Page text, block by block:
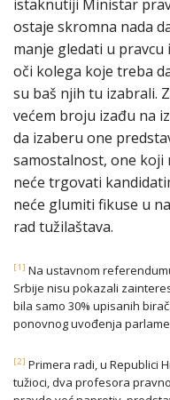
istaknutiji Ministar
ostaje skromna nada
manje gledati u pravcu
oči kolega koje treba
su baš njih tu izabrali.
većem broju izađu na
da izaberu one
samostalnost, one koji
neće trgovati
neće glumiti fikuse u
rad tužilaštava.
[1] Na ustavnom
Srbije nisu pokazali
bila samo 30% upisanih
ponovnog uvođenja
[2] Primera radi, u Republici
tužioci, dva profesora